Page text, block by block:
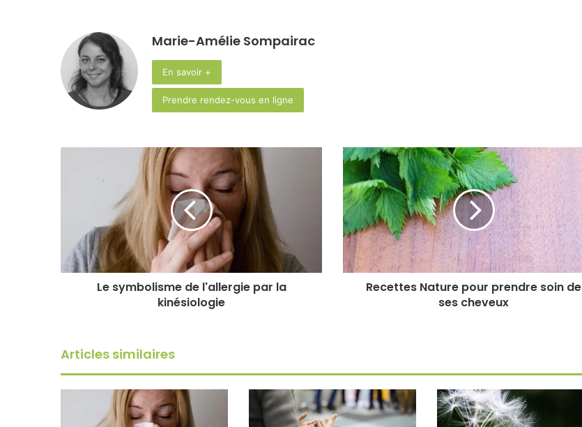
Marie-Amélie Sompairac
En savoir +
Prendre rendez-vous en ligne
Le symbolisme de l'allergie par la
kinésiologie
Recettes Nature pour prendre soin de
ses cheveux
Articles similaires